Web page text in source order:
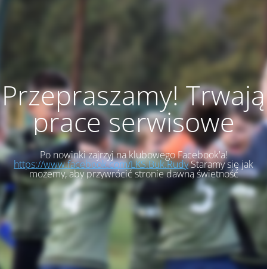
Przepraszamy! Trwają
prace serwisowe
Po nowinki zajrzyj na klubowego Facebook'a!
https://www.facebook.com/LKS.Buk.RudyStaramy się jak
możemy, aby przywrócić stronie dawną świetność